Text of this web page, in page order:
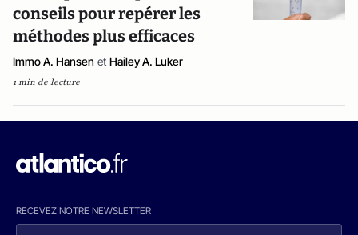
conseils pour repérer les
méthodes plus efficaces
Immo A. Hansen et Hailey A. Luker
1 min de lecture
RECEVEZ NOTRE NEWSLETTER